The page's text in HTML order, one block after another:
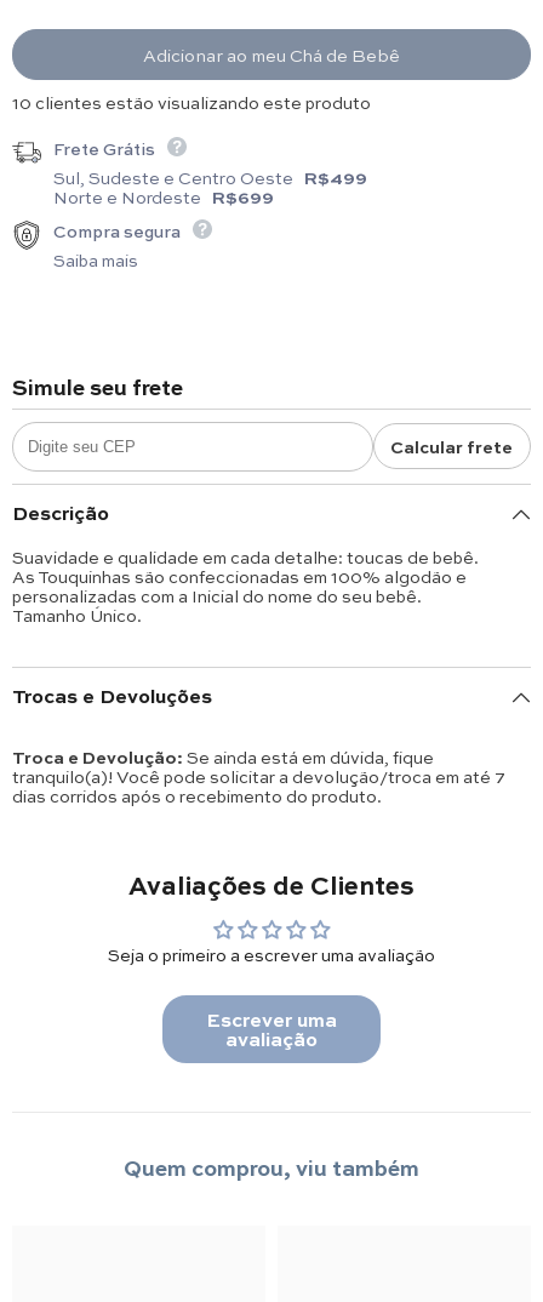
Adicionar ao meu Chá de Bebê
19 clientes estão visualizando este produto
Frete Grátis
Sul, Sudeste e Centro Oeste R$499
Norte e Nordeste R$699
Compra segura
Saiba mais
Simule seu frete
Calcular frete
Descrição
Suavidade e qualidade em cada detalhe: toucas de bebê.
As Touquinhas são confeccionadas em 100% algodão e
personalizadas com a Inicial do nome do seu bebê.
Tamanho Único.
Trocas e Devoluções
Troca e Devolução: Se ainda está em dúvida, fique
tranquilo(a)! Você pode solicitar a devolução/troca em até 7
dias corridos após o recebimento do produto.
Avaliações de Clientes
Seja o primeiro a escrever uma avaliação
Escrever uma
avaliação
Quem comprou, viu também